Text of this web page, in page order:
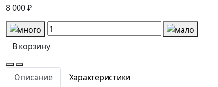
8 000 ₽
В корзину
Описание
Характеристики